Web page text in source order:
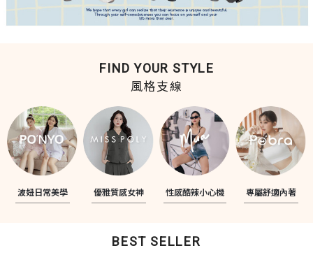
FIND YOUR STYLE
風格支線
波妞日常美學 優雅質感女神 性感酷辣小心機 專屬舒適內著
BEST SELLER